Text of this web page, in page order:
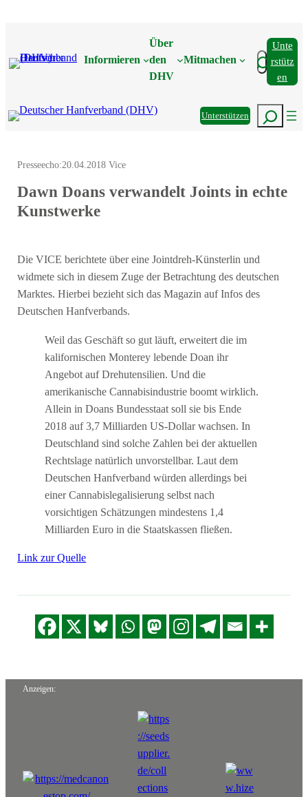
Informieren
Über
den
DHV
Mitmachen Suchen
Unte
Rstütz
En
UnterstützenSuchen
Presseecho:20.04.2018 Vice
Dawn Doans verwandelt Joints in echte
Kunstwerke
Die VICE berichtete über eine Jointdreh-Künsterlin und
widmete sich in diesem Zuge der Betrachtung des deutschen
Marktes. Hierbei bezieht sich das Magazin auf Infos des
Deutschen Hanfverbands.
Weil das Geschäft so gut läuft, erweitert die im
kalifornischen Monterey lebende Doan ihr
Angebot auf Drehutensilien. Und die
amerikanische Cannabisindustrie boomt wirklich.
Allein in Doans Bundesstaat soll sie bis Ende
2018 auf 3,7 Milliarden US-Dollar wachsen. In
Deutschland sind solche Zahlen bei der aktuellen
Rechtslage natürlich unvorstellbar. Laut dem
Deutschen Hanfverband würden allerdings bei
einer Cannabislegalisierung selbst nach
vorsichtigen Schätzungen mindestens 1,4
Milliarden Euro in die Staatskassen fließen.
Link zur Quelle
Anzeigen: